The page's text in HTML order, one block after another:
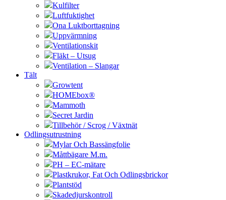
Kulfilter
Luftfuktighet
Ona Luktborttagning
Uppvärmning
Ventilationskit
Fläkt – Utsug
Ventilation – Slangar
Tält
Growtent
HOMEbox®
Mammoth
Secret Jardin
Tillbehör / Scrog / Växtnät
Odlingsutrustning
Mylar Och Bassängfolie
Måttbägare M.m.
PH – EC-mätare
Plastkrukor, Fat Och Odlingsbrickor
Plantstöd
Skadedjurskontroll